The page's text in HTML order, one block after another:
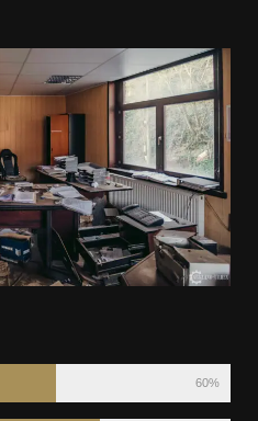
60%